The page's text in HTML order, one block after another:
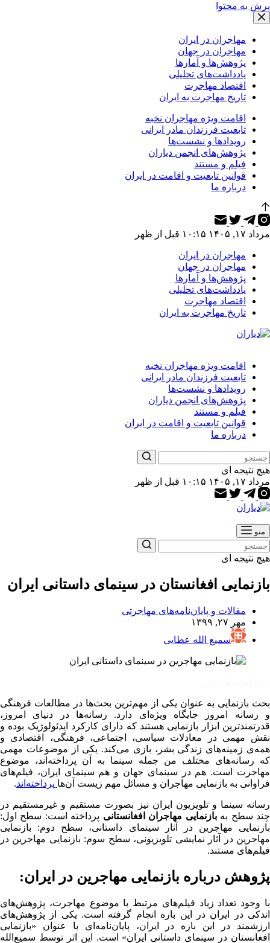
پرش به محتوا
مهاجران در ایران
مهاجران در جهان
پژوهش‌ها و آمارها
یادداشت‌های تحلیلی
اقتصاد مهاجرت
تاریخ مهاجرت به ایران
اقامت ویژه مهاجران نخبه
تابعیت فرزندان مادر ایرانی
رویدادها و نشست‌ها
پژوهش‌های انجمن دیاران
فیلم و مستند
قوانین تابعیت و اقامت در ایران
درباره ما
مرداد ۱۷, ۱۴۰۵ ۱۰:۱۵ قبل از ظهر
مهاجران در ایران
مهاجران در جهان
پژوهش‌ها و آمارها
یادداشت‌های تحلیلی
اقتصاد مهاجرت
تاریخ مهاجرت به ایران
اقامت ویژه مهاجران نخبه
تابعیت فرزندان مادر ایرانی
رویدادها و نشست‌ها
پژوهش‌های انجمن دیاران
فیلم و مستند
قوانین تابعیت و اقامت در ایران
درباره ما
هیچ نتیجه ای
مرداد ۱۷, ۱۴۰۵ ۱۰:۱۵ قبل از ظهر
منو
هیچ نتیجه ای
بازنمایی افغانستان در سینمای داستانی ایران
مقالات و پایان‌نامه‌های مهاجرتی
مهر ۲۷, ۱۳۹۹
سمیع الله عطایی
بحث بازنمایی به عنوان یکی از مهم‌ترین بحث‌ها در مطالعات فرهنگی
و رسانه امروز جایگاه ویژه‌ای دارد. رسانه‌ها در دنیای امروز،
قدرتمندترین ابزار بازنمایی هستند که دارای کارکرد ایدئولوژیک بوده و
نقش مهمی در معادلات سیاسی، اجتماعی، فرهنگی، اقتصادی و
همه‌ی زمینه‌های زندگی بشر، بازی می‌کند. یکی از موضوعات مهمی
که رسانه‌های مختلف من جمله سینما به آن پرداخته‌اند، موضوع
مهاجرت است. هم در سینمای جهان و هم سینمای ایران، فیلم‌های
فراوانی به بازنمایی مهاجران و مسائل مهم زیست آن‌ها پرداخته‌اند.
رسانه سینما و تلویزیون ایران نیز بصورت مستقیم و غیرمستقیم در
چند سطح بهبازنمایی مهاجران افغانستانی پرداخته است: سطح اول:
بازنمایی مهاجرین در آثار سینمای داستانی، سطح دوم: بازنمایی
مهاجرین در آثار نمایشی تلویزیونی، سطح سوم: بازنمایی مهاجرین در
فیلم‌های مستند.
پژوهش درباره بازنمایی مهاجرین در ایران:
با وجود تعداد زیاد فیلم‌های مرتبط با موضوع مهاجرت، پژوهش‌های
اندکی در ایران در این باره انجام گرفته است. یکی از پژوهش‌های
ارزشمند در این باره در ایران، ‌پایان‌نامه‌ای با عنوان «بازنمایی
افغانستان در سینمای داستانی ایران» است. این اثر توسط سمیع‌الله